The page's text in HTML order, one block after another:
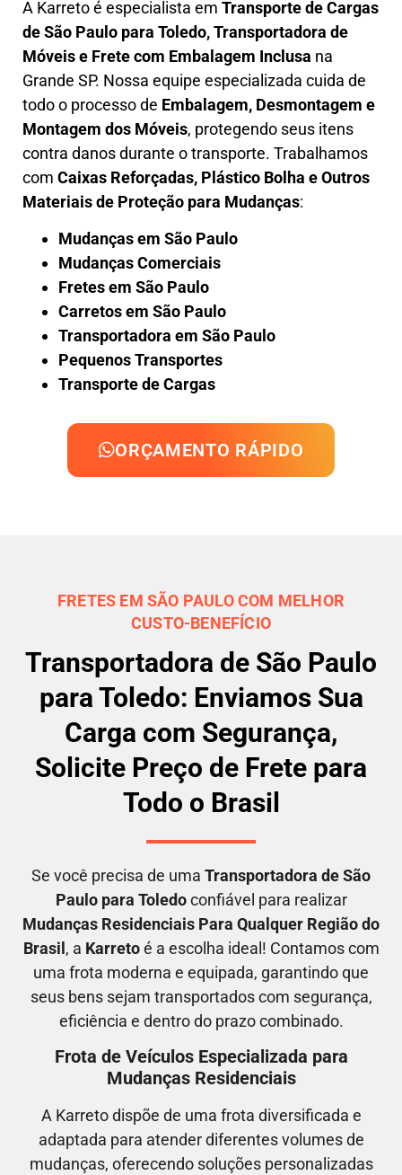
A Karretoé especialista em Transporte de Cargas
de São Paulo para Toledo,Transportadora de
Móveis e Frete com Embalagem Inclusa na
Grande SP. Nossa equipe especializada cuida de
todo o processo de Embalagem, Desmontagem e
Montagem dos Móveis, protegendo seus itens
contra danos durante o transporte. Trabalhamos
com Caixas Reforçadas, Plástico Bolha e Outros
Materiais de Proteção para Mudanças:
Mudanças em São Paulo
Mudanças Comerciais
Fretes em São Paulo
Carretos em São Paulo
Transportadora em São Paulo
Pequenos Transportes
Transporte de Cargas
ORÇAMENTO RÁPIDO
FRETES EM SÃO PAULO COM MELHOR
CUSTO-BENEFÍCIO
Transportadora de São Paulo
para Toledo: Enviamos Sua
Carga com Segurança,
Solicite Preço de Frete para
Todo o Brasil
Se você precisa de uma Transportadora de São
Paulo para Toledoconfiável para realizar
Mudanças Residenciais Para Qualquer Região do
Brasil , a Karretoé a escolha ideal! Contamos com
uma frota moderna e equipada, garantindo que
seus bens sejam transportados com segurança,
eficiência e dentro do prazo combinado.
Frota de Veículos Especializada para
Mudanças Residenciais
A Karreto dispõe de uma frota diversificada e
adaptada para atender diferentes volumes de
mudanças, oferecendo soluções personalizadas